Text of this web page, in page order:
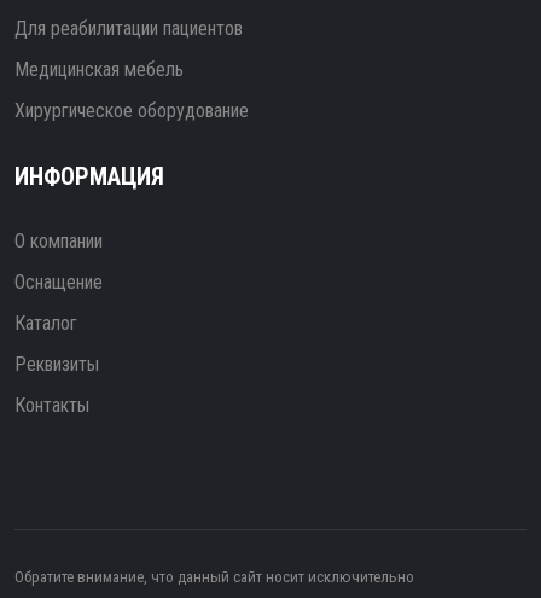
Для реабилитации пациентов
Медицинская мебель
Хирургическое оборудование
ИНФОРМАЦИЯ
О компании
Оснащение
Каталог
Реквизиты
Контакты
Обратите внимание, что данный сайт носит исключительно